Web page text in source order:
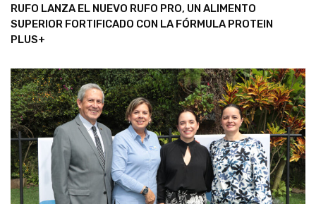
RUFO LANZA EL NUEVO RUFO PRO, UN ALIMENTO
SUPERIOR FORTIFICADO CON LA FÓRMULA PROTEIN
PLUS+